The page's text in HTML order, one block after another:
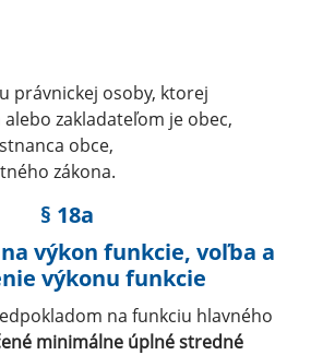
právnickej osoby, ktorej
zakladateľom je obec,
obce,
zákona.
§ 18a
výkon funkcie, voľba a
výkonu funkcie
na funkciu hlavného
minimálne úplné stredné